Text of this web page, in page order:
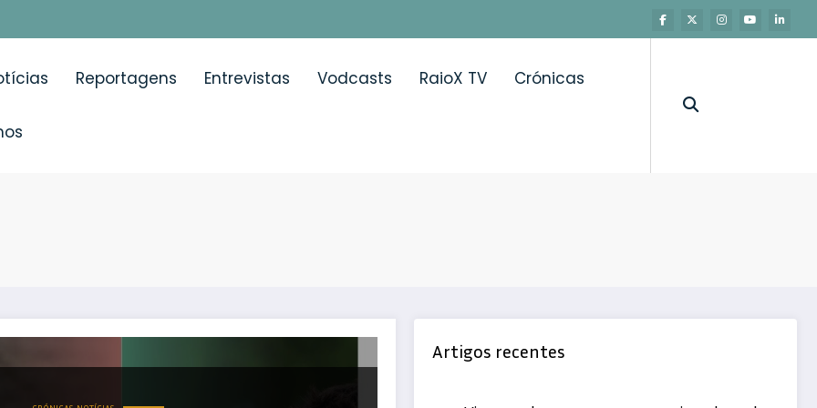
Reportagens Entrevistas Vodcasts RaioX TV Crónicas
de campeão” reúne atletas portugueses para promover a saúde do sono
Artigos recentes